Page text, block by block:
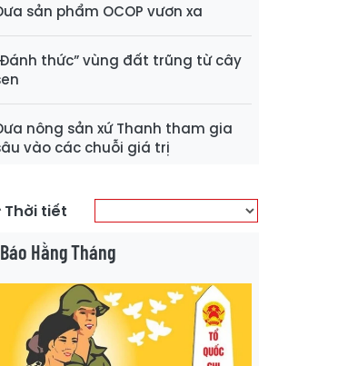
sản phẩm OCOP vươn xa
thức” vùng đất trũng từ cây
nông sản xứ Thanh tham gia
vào các chuỗi giá trị
Thời tiết
Báo Hằng Tháng